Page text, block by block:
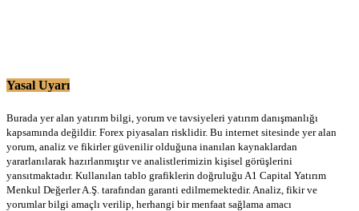
Yasal Uyarı
Burada yer alan yatırım bilgi, yorum ve tavsiyeleri yatırım danışmanlığı
kapsamında değildir. Forex piyasaları risklidir. Bu internet sitesinde yer alan
yorum, analiz ve fikirler güvenilir olduğuna inanılan kaynaklardan
yararlanılarak hazırlanmıştır ve analistlerimizin kişisel görüşlerini
yansıtmaktadır. Kullanılan tablo grafiklerin doğruluğu A1 Capital Yatırım
Menkul Değerler A.Ş. tarafından garanti edilmemektedir. Analiz, fikir ve
yorumlar bilgi amaçlı verilip, herhangi bir menfaat sağlama amacı